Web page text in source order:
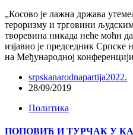
„Косово је лажна држава
тероризму и трговини
творевина никада неће моћи
изјавио је председник
на Међународној
srpskanarodnapartija2022.
28/09/2019
Политика
ПОПОВИЋ И ТУРЧАК У